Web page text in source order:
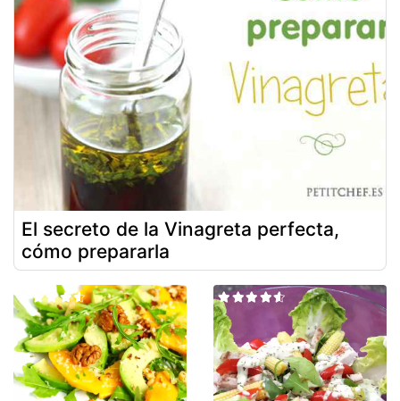
El secreto de la Vinagreta perfecta,
cómo prepararla